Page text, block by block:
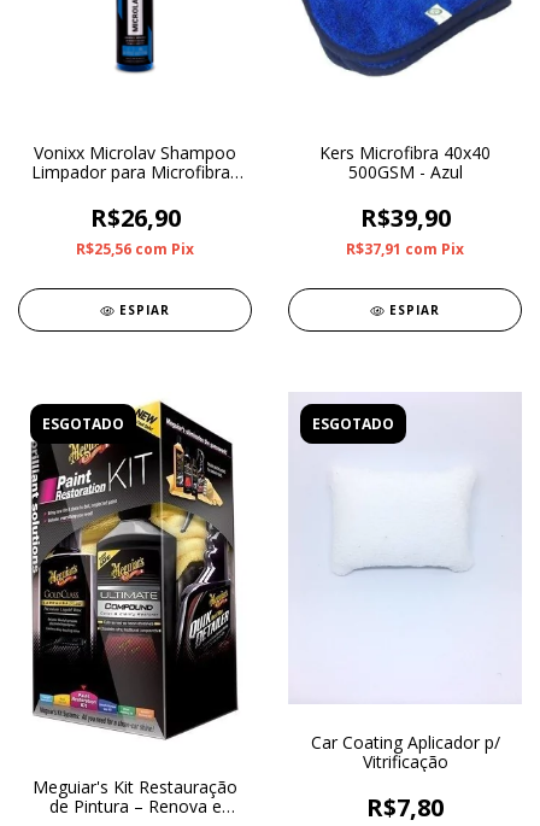
Vonixx Microlav Shampoo
Limpador para Microfibras
R$26,90
R$25,56 com Pix
ESPIAR
Kers Microfibra 40x40
500GSM - Azul
R$39,90
R$37,91 com Pix
ESPIAR
ESGOTADO
Meguiar's Kit Restauração
de Pintura – Renova e
ESGOTADO
Car Coating Aplicador p/
Vitrificação
R$7,80